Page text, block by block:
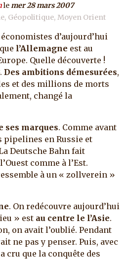
lemer 28 mars 2007
Géopolitique Moyen Orient
d’aujourd’hui
l’Allemagne est au
Quelle découverte !
Des ambitions démesurées,
et des millions de morts
changé la
ses marques. Comme avant
pipelines en Russie et
Deutsche Bahn fait
comme à l’Est.
à un « zollverein »
. On redécouvre aujourd’hui
» est au centre le l’Asie.
on avait l’oublié. Pendant
ne pas y penser. Puis, avec
cru que la conquête des